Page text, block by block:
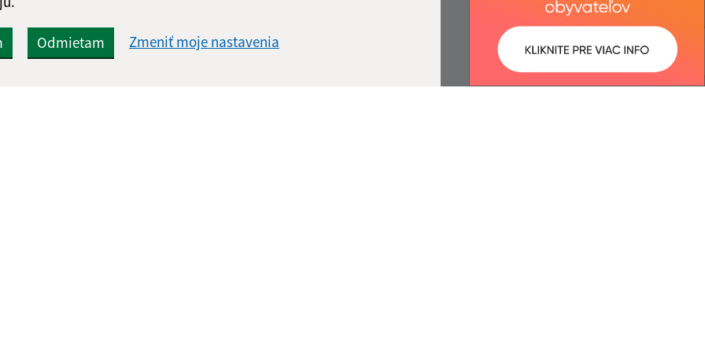
Odmietam Zmeniť moje nastavenia